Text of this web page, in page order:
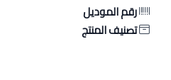
رقم الموديل
تصنيف المنتج